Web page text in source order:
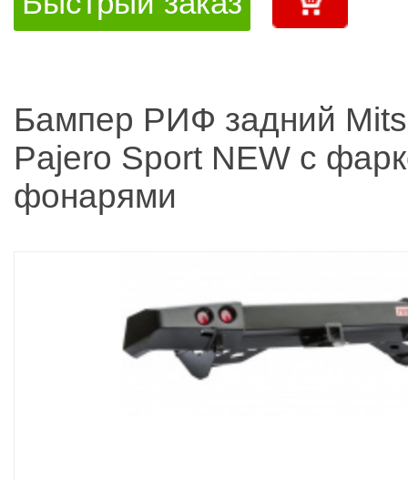
Бампер РИФ задний
Pajero Sport NEW с
фонарями